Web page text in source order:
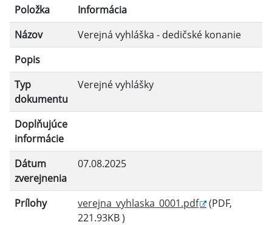
Dátum zverejnenia do:
Filtrovať
Položka
Informácia
Názov
Verejná vyhláška - dedičské konanie
Popis
Typ
dokumentu
Verejné vyhlášky
Doplňujúce
informácie
Dátum
zverejnenia
07.08.2025
Prílohy verejna_vyhlaska_0001.pdf
(PDF,
221.93KB )